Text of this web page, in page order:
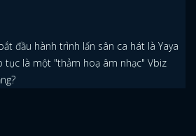
GOOGLE
đầu hành trình lấn sân ca hát là Yaya
tục là một "thảm hoạ âm nhạc" Vbiz